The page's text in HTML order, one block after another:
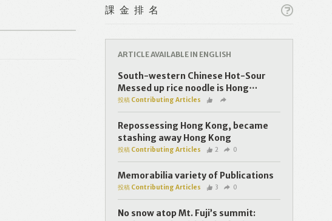
課金排名
ARTICLE AVAILABLE IN ENGLISH
South-western Chinese Hot-Sour
Messed up rice noodle is Hong⋯
投稿 Contributing Articles
Repossessing Hong Kong, became
stashing away Hong Kong
投稿 Contributing Articles 2 0
Memorabilia variety of Publications
投稿 Contributing Articles 3 0
No snow atop Mt. Fuji’s summit: